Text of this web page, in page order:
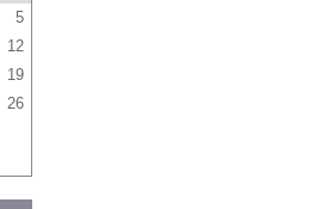
5
12
19
26